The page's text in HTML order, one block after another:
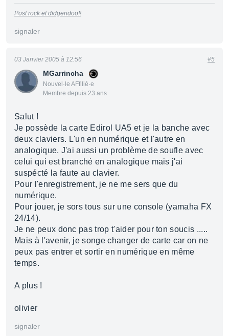
Post rock et didgeridoo!!
signaler
MGarrincha
Nouvel·le AFfilié·e
Membre depuis 23 ans
03 Janvier 2005 à 12:56 #5
Salut !
Je possède la carte Edirol UA5 et je la banche avec
deux claviers. L'un en numérique et l'autre en
analogique. J'ai aussi un problème de soufle avec
celui qui est branché en analogique mais j'ai
suspécté la faute au clavier.
Pour l'enregistrement, je ne me sers que du
numérique.
Pour jouer, je sors tous sur une console (yamaha FX
24/14).
Je ne peux donc pas trop t'aider pour ton soucis .....
Mais à l'avenir, je songe changer de carte car on ne
peux pas entrer et sortir en numérique en même
temps.
A plus !
olivier
signaler